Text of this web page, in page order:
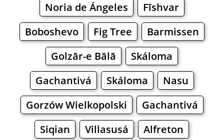
Noria de Ángeles
Fīshvar
Boboshevo
Fig Tree
Barmissen
Golzār-e Bālā
Skáloma
Gachantivá
Skáloma
Nasu
Gorzów Wielkopolski
Gachantivá
Siqian
Villasusá
Alfreton